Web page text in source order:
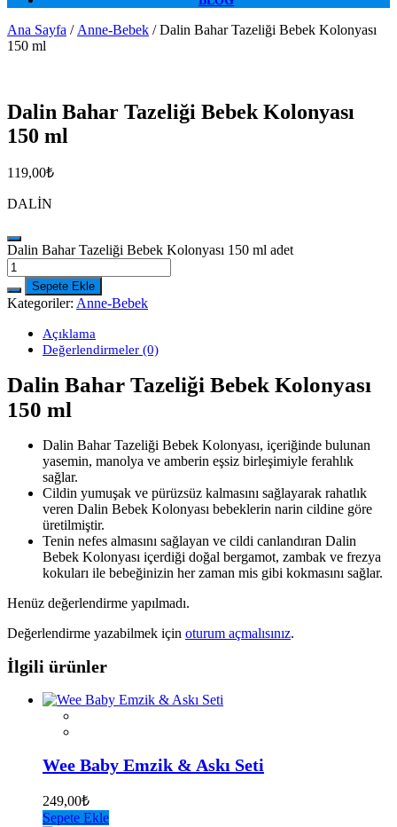
Ana Sayfa / Anne-Bebek / Dalin Bahar Tazeliği Bebek Kolonyası
150 ml
Dalin Bahar Tazeliği Bebek Kolonyası
150 ml
119,00₺
DALİN
Dalin Bahar Tazeliği Bebek Kolonyası 150 ml adet
Sepete Ekle
Kategoriler: Anne-Bebek
Açıklama
Değerlendirmeler (0)
Dalin Bahar Tazeliği Bebek Kolonyası
150 ml
Dalin Bahar Tazeliği Bebek Kolonyası, içeriğinde bulunan
yasemin, manolya ve amberin eşsiz birleşimiyle ferahlık
sağlar.
Cildin yumuşak ve pürüzsüz kalmasını sağlayarak rahatlık
veren Dalin Bebek Kolonyası bebeklerin narin cildine göre
üretilmiştir.
Tenin nefes almasını sağlayan ve cildi canlandıran Dalin
Bebek Kolonyası içerdiği doğal bergamot, zambak ve frezya
kokuları ile bebeğinizin her zaman mis gibi kokmasını sağlar.
Henüz değerlendirme yapılmadı.
Değerlendirme yazabilmek için oturum açmalısınız.
İlgili ürünler
Wee Baby Emzik & Askı Seti
249,00₺
Sepete Ekle